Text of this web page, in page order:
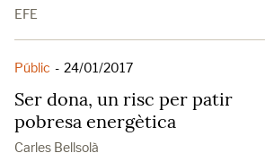
EFE
Públic - 24/01/2017
Ser dona, un risc per patir
pobresa energètica
Carles Bellsolà